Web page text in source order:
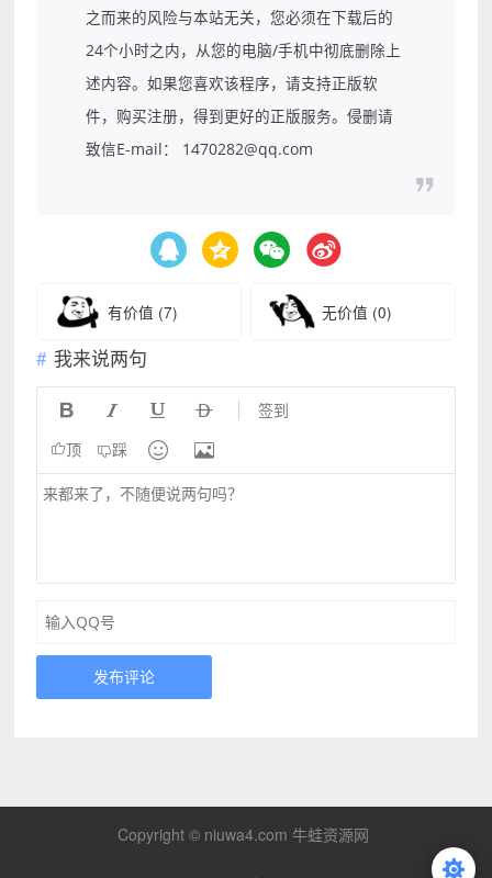
之而来的风险与本站无关，您必须在下载后的
24个小时之内，从您的电脑/手机中彻底删除上
述内容。如果您喜欢该程序，请支持正版软
件，购买注册，得到更好的正版服务。侵删请
致信E-mail： 1470282@qq.com
有价值 (7) 无价值 (0)
我来说两句
    签到
顶 踩  
发布评论
Copyright © niuwa4.com 牛蛙资源网